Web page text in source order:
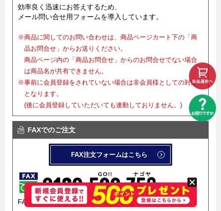
効率良く迅速にお答えするため、
メール問い合せ用フォームを導入しています。
※商品に関してのお問い合わせは、商品ページカート下の「商
品お問合せ」からお送りください。
商品ページ内の「商品お問合せ」からのお問合せでない場合
は商品名が共有できません。
※事前に会員登録をされていない場合は非会員様としての対応
となります。
(後に会員登録していただいても連動しておりません。)
FAXでのご注文
FAX注文フォームはこちら
FAX注文フォームを導入しています。